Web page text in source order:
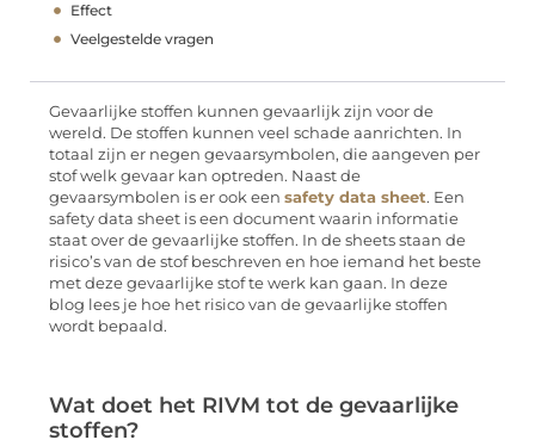
Effect
Veelgestelde vragen
Gevaarlijke stoffen kunnen gevaarlijk zijn voor de
wereld. De stoffen kunnen veel schade aanrichten. In
totaal zijn er negen gevaarsymbolen, die aangeven per
stof welk gevaar kan optreden. Naast de
gevaarsymbolen is er ook een safety data sheet. Een
safety data sheet is een document waarin informatie
staat over de gevaarlijke stoffen. In de sheets staan de
risico’s van de stof beschreven en hoe iemand het beste
met deze gevaarlijke stof te werk kan gaan. In deze
blog lees je hoe het risico van de gevaarlijke stoffen
wordt bepaald.
Wat doet het RIVM tot de gevaarlijke
stoffen?